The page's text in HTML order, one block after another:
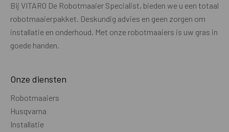
Referentiestation noodzakelijk of
optioneel
Optioneel
Verbinding t.b.v. maaien zonder
Referentie station - verbinding met
Hybride installatie mogelijk (combi
draadloos / bedraad)
Bij VITARO De Robotmaaier Specialist, bieden we u een totaal
robotmaaierpakket. Deskundig advies en geen zorgen om
installatie en onderhoud. Met onze robotmaaiers is uw gras in
goede handen.
Onze diensten
Robotmaaiers
Husqvarna
Installatie